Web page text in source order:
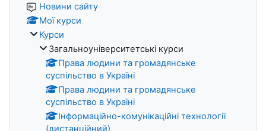
Новини сайту
Мої курси
Курси
Загальноуніверситетські курси
Права людини та громадянське
суспільство в Україні
Права людини та громадянське
суспільство в Україні
Інформаційно-комунікаційні технології
(дистанційний)